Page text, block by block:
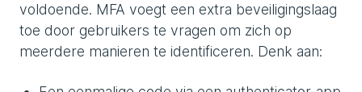
voldoende. MFA voegt een extra beveiligingslaag
toe door gebruikers te vragen om zich op
meerdere manieren te identificeren. Denk aan: